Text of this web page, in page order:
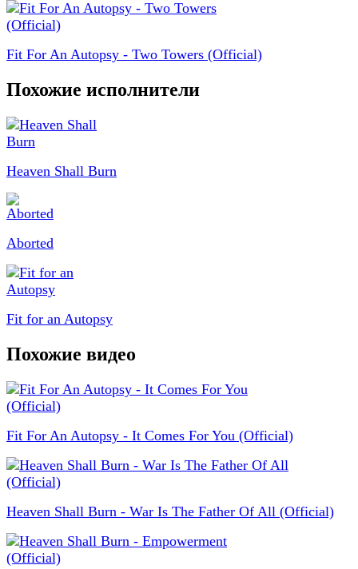
Fit For An Autopsy - Two Towers (Official)
Похожие исполнители
Heaven Shall Burn
Aborted
Fit for an Autopsy
Похожие видео
Fit For An Autopsy - It Comes For You (Official)
Heaven Shall Burn - War Is The Father Of All (Official)